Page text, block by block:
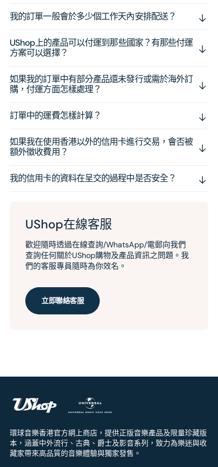
我的訂單一般會於多少個工作天內安排配送？
UShop上的產品可以付運到那些國家？有那些付運
方案可以選擇？
如果我的訂單中有部分產品還未發行或需於海外訂
購，付運方面怎樣處理？
訂單中的運費怎樣計算？
如果我在使用香港以外的信用卡進行交易，會否被
額外徵收費用？
我的信用卡的資料在呈交的過程中是否安全？
UShop在線客服
歡迎隨時透過在線查詢/WhatsApp/電郵向我們
查詢任何關於UShop購物及產品資訊之問題。我
們的客服專員隨時為你效名。
立即聯絡客服
環球音樂香港官方網上商店，提供正版音樂產品及限量珍藏版
本，涵蓋中外流行、古典、爵士及影音系列，致力為樂迷與收
藏家帶來高品質的音樂體驗與獨家發售。